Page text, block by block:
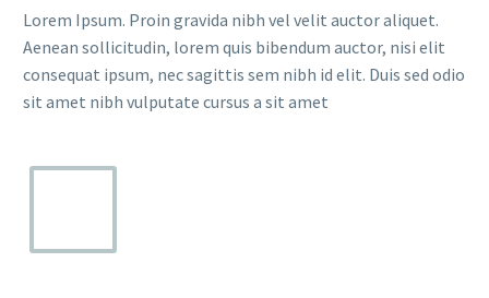
Lorem Ipsum. Proin gravida nibh vel velit auctor aliquet.
Aenean sollicitudin, lorem quis bibendum auctor, nisi elit
consequat ipsum, nec sagittis sem nibh id elit. Duis sed odio
sit amet nibh vulputate cursus a sit amet